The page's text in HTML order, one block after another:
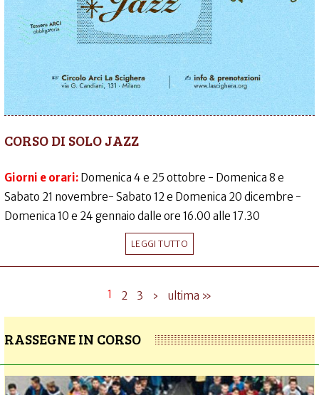
CORSO DI SOLO JAZZ
Giorni e orari: Domenica 4 e 25 ottobre - Domenica 8 e
Sabato 21 novembre- Sabato 12 e Domenica 20 dicembre -
Domenica 10 e 24 gennaio dalle ore 16.00 alle 17.30
LEGGI TUTTO
1 2 3 › ultima »
RASSEGNE IN CORSO